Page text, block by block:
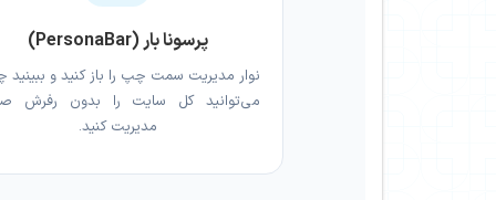
پرسونا بار (PersonaBar)
نوار مدیریت سمت چپ را باز کنید و ببینید
می‌توانید کل سایت را بدون رفرش
مدیریت کنید.